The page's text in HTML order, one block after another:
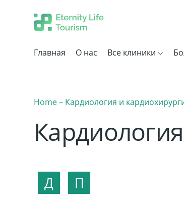
Главная О нас Все клиники
Home– Кардиология и
Д П